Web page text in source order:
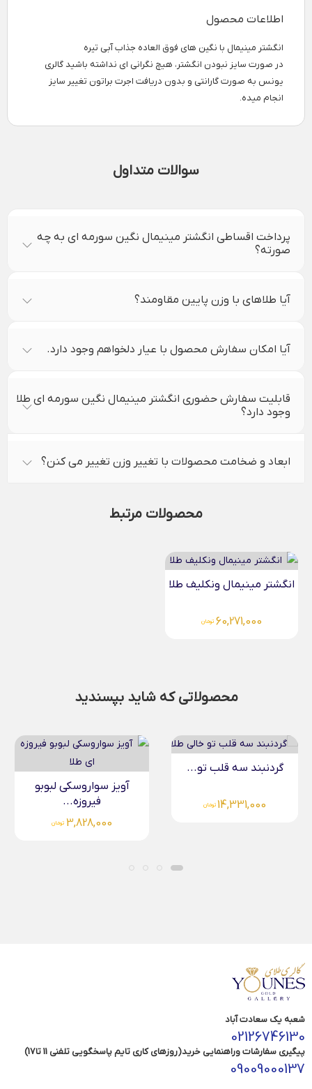
اطلاعات محصول
انگشتر مینیمال با نگین های فوق العاده جذاب آبی تیره
در صورت سایز نبودن انگشتر، هیچ نگرانی ای نداشته باشید گالری
یونس به صورت گارانتی و بدون دریافت اجرت براتون تغییر سایز
انجام میده.
سوالات متداول
پرداخت اقساطی انگشتر مینیمال نگین سورمه ای به چه
صورته؟
آیا طلاهای با وزن پایین مقاومند؟
آیا امکان سفارش محصول با عیار دلخواهم وجود دارد.
قابلیت سفارش حضوری انگشتر مینیمال نگین سورمه ای طلا
وجود دارد؟
ابعاد و ضخامت محصولات با تغییر وزن تغییر می کنن؟
محصولات مرتبط
انگشتر مینیمال ونکلیف طلا
60,271,000 تومان
محصولاتی که شاید بپسندید
گردنبند سه قلب تو...
14,331,000 تومان
آویز سواروسکی لبوبو
فیروزه...
3,828,000 تومان
شعبه یک سعادت آباد
02126746130
پیگیری سفارشات وراهنمایی خرید(روزهای کاری تایم پاسخگویی تلفنی 11 تا17)
09009000137